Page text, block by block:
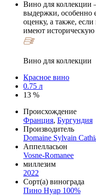
Вино для коллекции
выдержки, особенно
оценку, а также,
имеют историческую
Вино для коллекции
Красное вино
0.75 л
13 %
Происхождение
Франция, Бургундия
Производитель
Domaine Sylvain
Аппелласьон
Vosne-Romanee
миллезим
2022
Сорт(а) винограда
Пино Нуар 100%